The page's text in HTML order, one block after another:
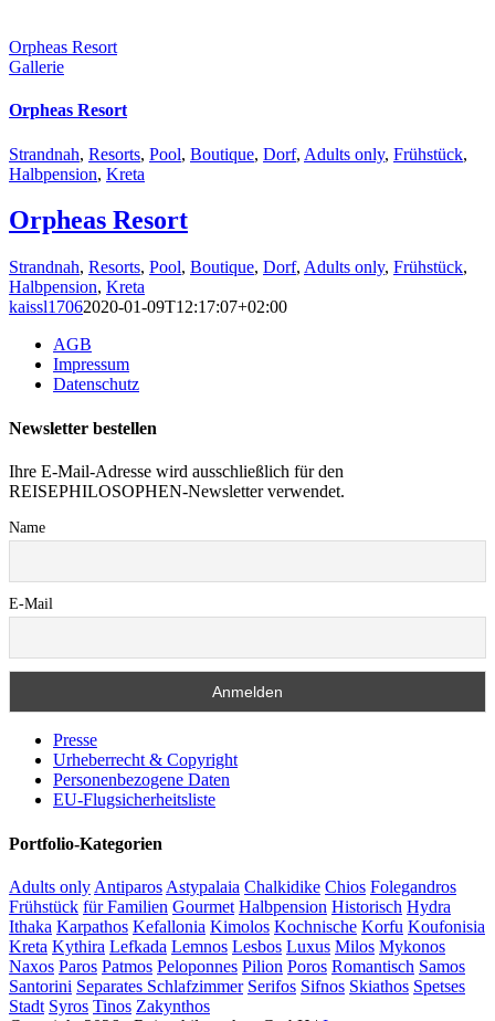
Orpheas Resort
Gallerie
Orpheas Resort
Strandnah, Resorts, Pool, Boutique, Dorf, Adults only, Frühstück,
Halbpension, Kreta
Orpheas Resort
Strandnah, Resorts, Pool, Boutique, Dorf, Adults only, Frühstück,
Halbpension, Kreta
kaissl17062020-01-09T12:17:07+02:00
AGB
Impressum
Datenschutz
Newsletter bestellen
Ihre E-Mail-Adresse wird ausschließlich für den
REISEPHILOSOPHEN-Newsletter verwendet.
Name
E-Mail
Presse
Urheberrecht & Copyright
Personenbezogene Daten
EU-Flugsicherheitsliste
Portfolio-Kategorien
Adults only Antiparos Astypalaia Chalkidike Chios Folegandros
Frühstück für Familien Gourmet Halbpension Historisch Hydra
Ithaka Karpathos Kefallonia Kimolos Kochnische Korfu Koufonisia
Kreta Kythira Lefkada Lemnos Lesbos Luxus Milos Mykonos
Naxos Paros Patmos Peloponnes Pilion Poros Romantisch Samos
Santorini Separates Schlafzimmer Serifos Sifnos Skiathos Spetses
Stadt Syros Tinos Zakynthos